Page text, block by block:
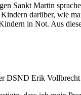
Sankt Martin
darüber, wie
in Not. Aus
DSND Erik Vollbrecht